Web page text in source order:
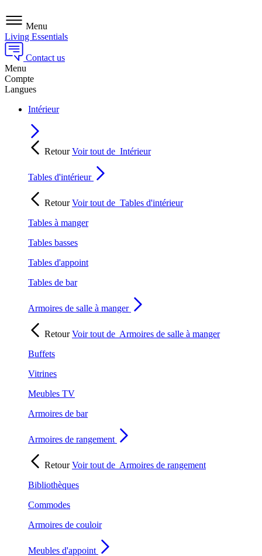
Menu
Living Essentials
Contact us
Menu
Compte
Langues
Intérieur
RetourVoir tout de Intérieur
Tables d'intérieur
RetourVoir tout de Tables d'intérieur
Tables à manger
Tables basses
Tables d'appoint
Tables de bar
Armoires de salle à manger
RetourVoir tout de Armoires de salle à manger
Buffets
Vitrines
Meubles TV
Armoires de bar
Armoires de rangement
RetourVoir tout de Armoires de rangement
Bibliothèques
Commodes
Armoires de couloir
Meubles d'appoint